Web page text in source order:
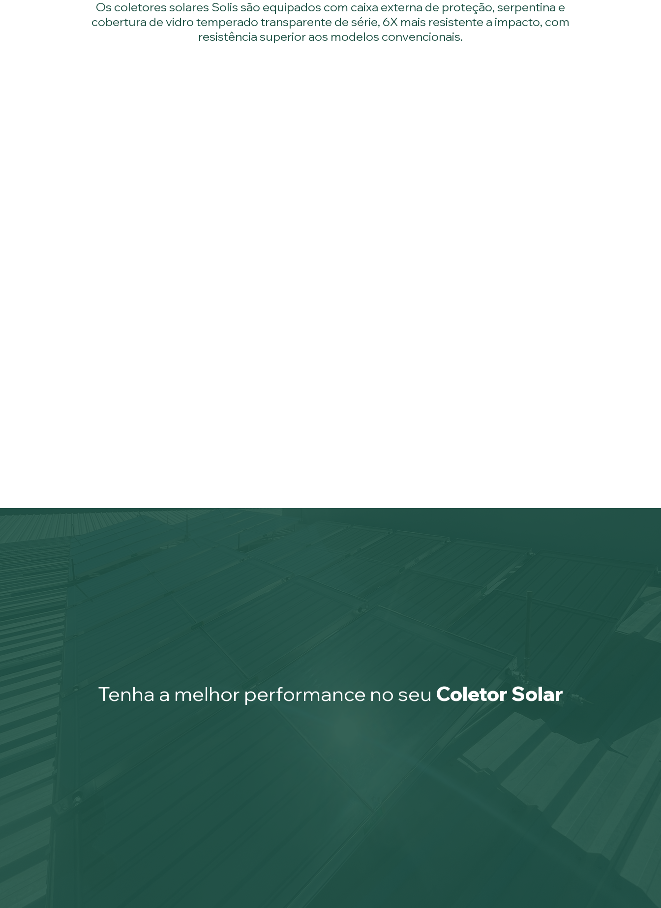
Os coletores solares Solis são equipados com caixa externa de proteção, serpentina e
cobertura de vidro temperado transparente de série, 6X mais resistente a impacto, com
resistência superior aos modelos convencionais.
Tenha a melhor performance no seu Coletor Solar